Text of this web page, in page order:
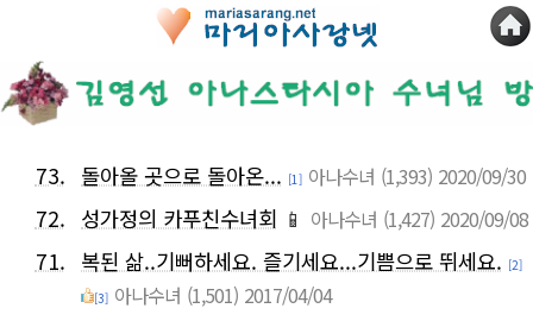
73. 돌아올 곳으로 돌아온... [1] 아나수녀 (1,393) 2020/09/30
72. 성가정의 카푸친수녀회 📱 아나수녀 (1,427) 2020/09/08
71. 복된 삶..기뻐하세요. 즐기세요...기쁨으로 뛰세요. [2]
[3] 아나수녀 (1,501) 2017/04/04